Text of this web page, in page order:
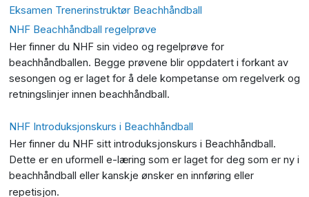
Eksamen Trenerinstruktør Beachhåndball
NHF Beachhåndball regelprøve
Her finner du NHF sin video og regelprøve for
beachhåndballen. Begge prøvene blir oppdatert i forkant av
sesongen og er laget for å dele kompetanse om regelverk og
retningslinjer innen beachhåndball.
NHF Introduksjonskurs i Beachhåndball
Her finner du NHF sitt introduksjonskurs i Beachhåndball.
Dette er en uformell e-læring som er laget for deg som er ny i
beachhåndball eller kanskje ønsker en innføring eller
repetisjon.